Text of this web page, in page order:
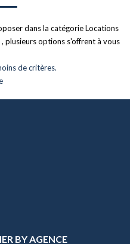
RECHERCHE
dans la catégorie Locations
plusieurs options s'offrent à vous
de critères.
BY AGENCE